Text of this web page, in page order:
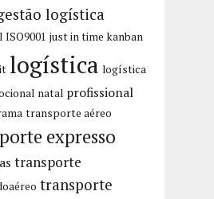
logística
ISO9001 just in time kanban
logística logística
natal profissional
transporte aéreo
expresso
transporte
transporte